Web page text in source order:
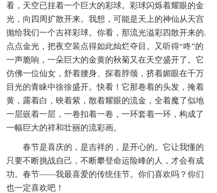
看，天空已挂着一个巨大的彩球。彩球闪烁着耀眼的金
光，向四周扩散开来。我想，可能是天上的神仙从天宫
抛给我们一个吉祥彩球。你看，那流光溢彩四散开来的.
点点金光，把夜空装点得如此灿烂夺目。又听得“咚”的
一声脆响，一朵巨大的金黄的秋菊又在天空盛开了。它
仿佛一位仙女，舒着腰身、探着脖颈，挤着媚眼在千万
目光的青睐中徐徐盛开。快看！它那卷着的头发，掩着
黄，露着白，映着紫，散着耀眼的流金，全着魔了似地
一层嵌着一层，一卷扣着一卷，一环套着一环，构成了
一幅巨大的祥和壮丽的流彩画。
春节是喜庆的，是吉祥的，是开心的。它让我懂的
只要不断挑战自己，不断攀登命运险峰的人，才会有成
功。春节——我最喜爱的传统佳节。你们喜欢吗？你们
也一定喜欢吧！